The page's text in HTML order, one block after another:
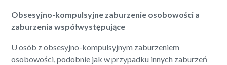
Obsesyjno-kompulsyjne zaburzenie osobowości a
zaburzenia współwystępujące
U osób z obsesyjno-kompulsyjnym zaburzeniem
osobowości, podobnie jak w przypadku innych zaburzeń